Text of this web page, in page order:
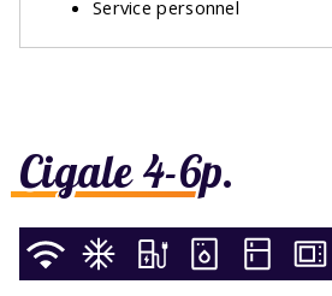
Cigale 4-6p.
Service personnel